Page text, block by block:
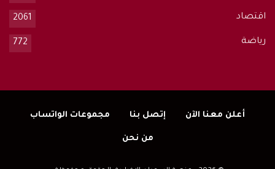
اقتصاد 2061
رياضة 772
أعلن معنا الآن إتصل بنا مجموعات الواتساب
من نحن